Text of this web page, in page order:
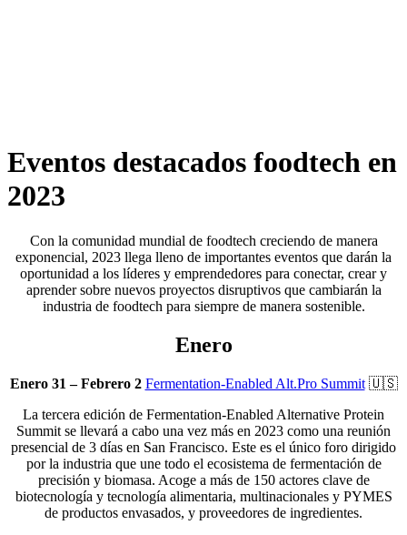
Eventos destacados foodtech en
2023
Con la comunidad mundial de foodtech creciendo de manera
exponencial, 2023 llega lleno de importantes eventos que darán la
oportunidad a los líderes y emprendedores para conectar, crear y
aprender sobre nuevos proyectos disruptivos que cambiarán la
industria de foodtech para siempre de manera sostenible.
Enero
Enero 31 – Febrero 2 Fermentation-Enabled Alt.Pro Summit🇺🇸
La tercera edición de Fermentation-Enabled Alternative Protein
Summit se llevará a cabo una vez más en 2023 como una reunión
presencial de 3 días en San Francisco. Este es el único foro dirigido
por la industria que une todo el ecosistema de fermentación de
precisión y biomasa. Acoge a más de 150 actores clave de
biotecnología y tecnología alimentaria, multinacionales y PYMES
de productos envasados, y proveedores de ingredientes.